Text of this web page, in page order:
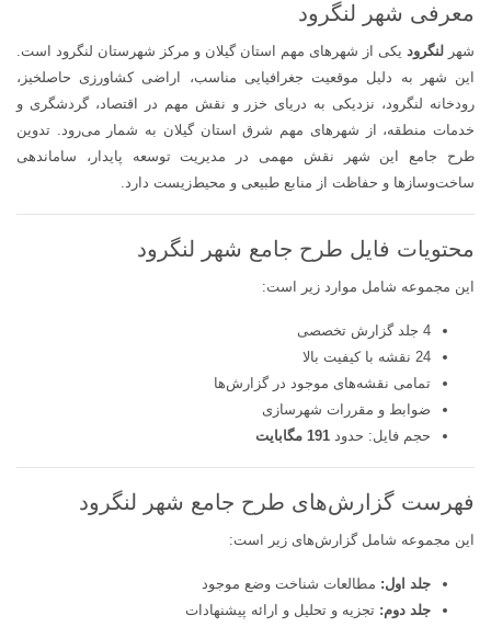
معرفی شهر لنگرود
شهر لنگرود یکی از شهرهای مهم استان گیلان و مرکز شهرستان لنگرود است.
این شهر به دلیل موقعیت جغرافیایی مناسب، اراضی کشاورزی حاصلخیز،
رودخانه لنگرود، نزدیکی به دریای خزر و نقش مهم در اقتصاد، گردشگری و
خدمات منطقه، از شهرهای مهم شرق استان گیلان به شمار می‌رود. تدوین
طرح جامع این شهر نقش مهمی در مدیریت توسعه پایدار، ساماندهی
ساخت‌وسازها و حفاظت از منابع طبیعی و محیط‌زیست دارد.
محتویات فایل طرح جامع شهر لنگرود
این مجموعه شامل موارد زیر است:
4 جلد گزارش تخصصی
24 نقشه با کیفیت بالا
تمامی نقشه‌های موجود در گزارش‌ها
ضوابط و مقررات شهرسازی
حجم فایل: حدود 191 مگابایت
فهرست گزارش‌های طرح جامع شهر لنگرود
این مجموعه شامل گزارش‌های زیر است:
جلد اول: مطالعات شناخت وضع موجود
جلد دوم: تجزیه و تحلیل و ارائه پیشنهادات